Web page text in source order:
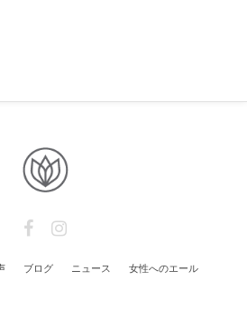
ブログ ニュース
女性へのエール